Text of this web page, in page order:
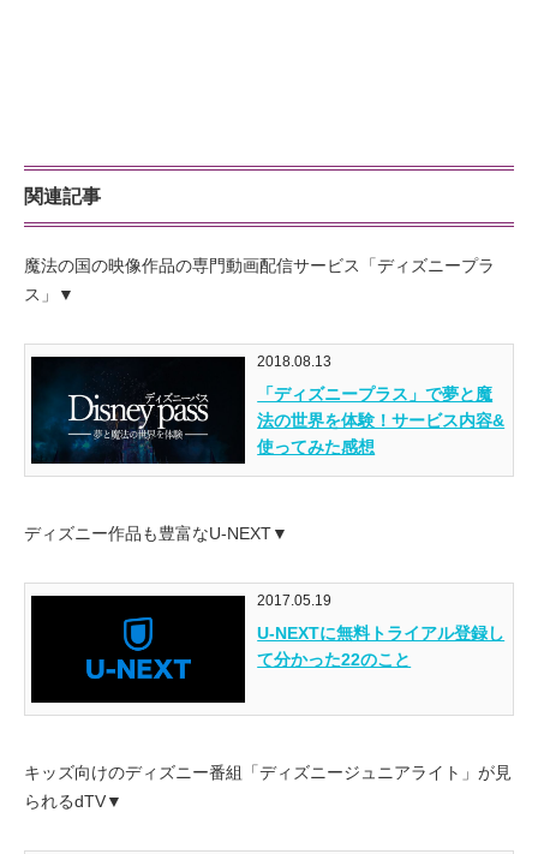
関連記事
魔法の国の映像作品の専門動画配信サービス「ディズニープラ
ス」▼
2018.08.13
「ディズニープラス」で夢と魔
法の世界を体験！サービス内容&
使ってみた感想
ディズニー作品も豊富なU-NEXT▼
2017.05.19
U-NEXTに無料トライアル登録し
て分かった22のこと
キッズ向けのディズニー番組「ディズニージュニアライト」が見
られるdTV▼